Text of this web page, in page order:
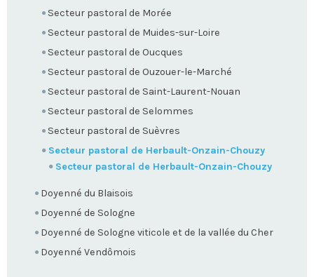
Secteur pastoral de Morée
Secteur pastoral de Muides-sur-Loire
Secteur pastoral de Oucques
Secteur pastoral de Ouzouer-le-Marché
Secteur pastoral de Saint-Laurent-Nouan
Secteur pastoral de Selommes
Secteur pastoral de Suèvres
Secteur pastoral de Herbault-Onzain-Chouzy
Secteur pastoral de Herbault-Onzain-Chouzy
Doyenné du Blaisois
Doyenné de Sologne
Doyenné de Sologne viticole et de la vallée du Cher
Doyenné Vendômois